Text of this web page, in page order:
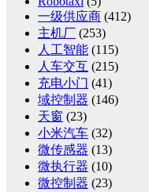
一级供应商 (412)
主机厂 (253)
人工智能 (115)
人车交互 (215)
充电小门 (41)
域控制器 (146)
天窗 (23)
小米汽车 (32)
微传感器 (13)
微执行器 (10)
微控制器 (23)